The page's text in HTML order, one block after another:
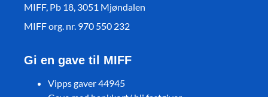
MIFF, Pb 18, 3051 Mjøndalen
MIFF org. nr. 970 550 232
Gi en gave til MIFF
Vipps gaver 44945